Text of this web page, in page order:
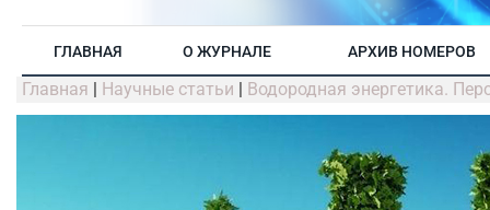
ГЛАВНАЯ О ЖУРНАЛЕ АРХИВ НОМЕРОВ
Главная | Научные статьи | Водородная энергетика.